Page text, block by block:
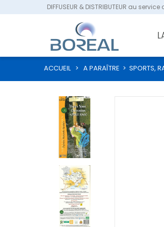
DIFFUSEUR & DISTRIBUTEUR au
ACCUEIL > A PARAÎTRE > SPORTS,